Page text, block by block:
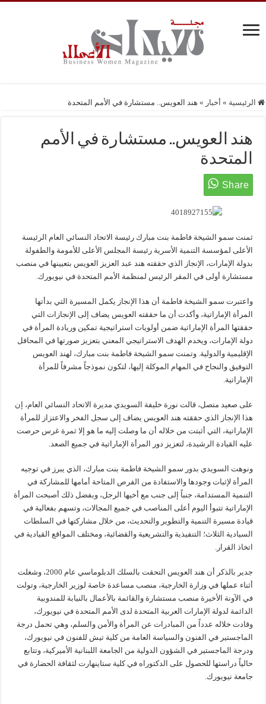
الرئيسية » أخبار » هند العويس.. مستشارة في الأمم المتحدة
هند العويس.. مستشارة في الأمم
المتحدة
ثمنت سمو الشيخة فاطمة بنت مبارك رئيسة الاتحاد النسائي العام الرئيسة
الأعلى لمؤسسة التنمية الأسرية رئيسة المجلس الأعلى للأمومة والطفولة
بدولة الإمارات، الإنجاز الذي حققته هند عبد العزيز العويس بتعيينها في منصب
مستشارة أولى في المقر الرئيس لمنظمة الأمم المتحدة في نيويورك.
واعتبرت سمو الشيخة فاطمة أن هذا الإنجاز يكمل المسيرة التي بدأتها
المرأة الإماراتية، وأكدت أن ما حققته العويس يضاف إلى الإنجازات التي
حققتها المرأة الإماراتية ضمن أولويات استراتيجية تمكين وريادة المرأة في
دولة الإمارات، ويخدم الهدف الاستراتيجي المعني بتعزيز صورتها في المحافل
الإقليمية والدولية. وتمنت سمو الشيخة فاطمة بنت مبارك، لهند العويس
التوفيق والنجاح في المهام الموكلة إليها، لتكون نموذجاً مشرفاً للمرأة
الإماراتية.
على صعيد متصل، قالت نورة خليفة السويدي مديرة الاتحاد النسائي العام، إن
هذا الإنجاز الذي حققته هند العويس يضاف إلى سجل الفخر والاعتزاز للمرأة
الإماراتية، التي أثبتت من خلاله أن ما وصلت إليه ما هو إلا ثمرة غرس حرصت
عليه القيادة الرشيدة، لتعزيز دور المرأة الإماراتية في جميع الصعد.
ونوهت السويدي بدور سمو الشيخة فاطمة بنت مبارك، الذي يبرز في توجيه
المرأة لإثبات وجودها والاستفادة من الفرص المتاحة أمامها للمشاركة في
التنمية المستدامة، جنباً إلى جنب مع أخيها الرجل، وبفضل ذلك أصبحت المرأة
الإماراتية تتبوأ اليوم أعلى المناصب في جميع المجالات، وتسهم بفعالية في
قيادة مسيرة التنمية والتطوير والتحديث، من خلال مشاركتها في السلطات
السيادية الثلاث؛ التنفيذية والتشريعية والقضائية، ومختلف المواقع القيادية في
اتخاذ القرار.
جدير بالذكر أن هند العويس التحقت بالسلك الدبلوماسي عام 2000، وشغلت
أثناء عملها في وزارة الخارجية، منصب مساعدة خاصة لوزير الخارجية، وتولت
في الآونة الأخيرة منصب مستشارة والقائمة بالأعمال بالنيابة للمندوبية
الدائمة لدولة الإمارات العربية المتحدة لدى الأمم المتحدة في نيويورك،
وقادت خلاله عدداً من المبادرات عن المرأة والأمن والسلم، وهي تحمل درجة
الماجستير في الفنون والسياسة العامة من كلية تيش للفنون في نيويورك،
ودرجة الماجستير في الشؤون الدولية من الجامعة اللبنانية الأميركية، وتتابع
حالياً دراستها للحصول على الدكتوراه في كلية ستاينهارت لثقافة الحضارة في
جامعة نيويورك.